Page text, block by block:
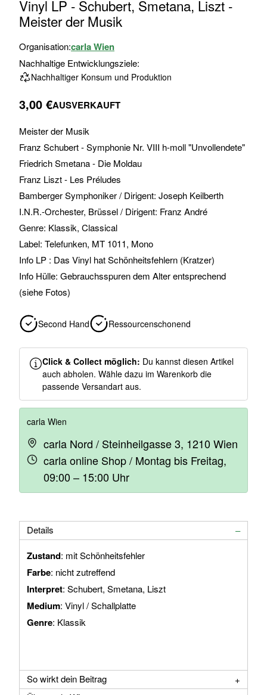
Anfang
der
springen
Vinyl LP - Schubert, Smetana, Liszt -
Meister der Musik
Organisation:carla Wien
Nachhaltige Entwicklungsziele:
Nachhaltiger Konsum und Produktion
3,00 €AUSVERKAUFT
Meister der Musik
Franz Schubert - Symphonie Nr. VIII h-moll "Unvollendete"
Friedrich Smetana - Die Moldau
Franz Liszt - Les Préludes
Bamberger Symphoniker / Dirigent: Joseph Keilberth
I.N.R.-Orchester, Brüssel / Dirigent: Franz André
Genre: Klassik, Classical
Label: Telefunken, MT 1011, Mono
Info LP : Das Vinyl hat Schönheitsfehlern (Kratzer)
Info Hülle: Gebrauchsspuren dem Alter entsprechend
(siehe Fotos)
Second Hand Ressourcenschonend
Click & Collect möglich: Du kannst diesen Artikel
auch abholen. Wähle dazu im Warenkorb die
passende Versandart aus.
carla Wien
carla Nord / Steinheilgasse 3, 1210 Wien
carla online Shop / Montag bis Freitag,
09:00 – 15:00 Uhr
Details
Zustand: mit Schönheitsfehler
Farbe: nicht zutreffend
Interpret: Schubert, Smetana, Liszt
Medium: Vinyl / Schallplatte
Genre: Klassik
So wirkt dein Beitrag